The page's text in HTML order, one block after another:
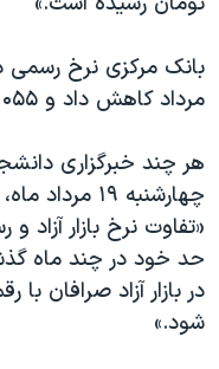
اسرائیل در جنگ
آرشیو پخش زنده
ورزش زنان در ایران
مجموعه مستندهای
تریبونال مردمی آبان ۹۸
دادگاه حمید نوری
چهل سال گروگان‌گیری
زبانهای مختلف
مرداد کاهش داد و ۱۰۵۵ تومان تعیین کرد.
هر چند خبرگزاری
چهارشنبه ۱۹
حد خود در چند ماه
شود.»